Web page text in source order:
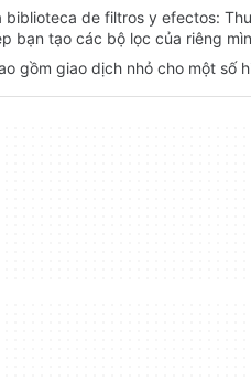
biblioteca de filtros y efectos:
bạn tạo các bộ lọc của riêng
gồm giao dịch nhỏ cho một số